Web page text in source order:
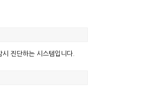
진단하는 시스템입니다.